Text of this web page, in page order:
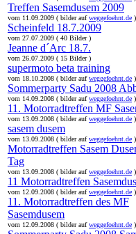
Treffen Sasemdusem 2009
vom 11.09.2009 ( bilder aufweggefoehnt.de )
Scheinfeld 18.7.2009
vom 27.07.2009 ( 40 Bilder )
Jeanne d´Arc 18.7.
vom 26.07.2009 ( 15 Bilder )
supermoto beta training
vom 18.10.2008 ( bilder aufweggefoehnt.de )
Sommerparty Sadu 2008
vom 14.09.2008 ( bilder aufweggefoehnt.de )
11. Motorradtreffen MF
vom 13.09.2008 ( bilder aufweggefoehnt.de )
sasem dusem
vom 13.09.2008 ( bilder aufweggefoehnt.de )
Motorradtreffen Sasem
Tag
vom 13.09.2008 ( bilder aufweggefoehnt.de )
11 Motorradtreffen
vom 12.09.2008 ( bilder aufweggefoehnt.de )
11. Motorradtreffen des MF
Sasemdusem
vom 12.09.2008 ( bilder aufweggefoehnt.de )